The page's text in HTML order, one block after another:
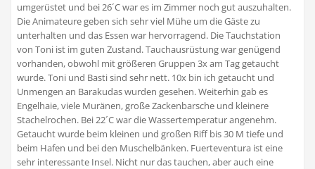
umgerüstet und bei 26´C war es im Zimmer noch gut auszuhalten.
Die Animateure geben sich sehr viel Mühe um die Gäste zu
unterhalten und das Essen war hervorragend. Die Tauchstation
von Toni ist im guten Zustand. Tauchausrüstung war genügend
vorhanden, obwohl mit größeren Gruppen 3x am Tag getaucht
wurde. Toni und Basti sind sehr nett. 10x bin ich getaucht und
Unmengen an Barakudas wurden gesehen. Weiterhin gab es
Engelhaie, viele Muränen, große Zackenbarsche und kleinere
Stachelrochen. Bei 22´C war die Wassertemperatur angenehm.
Getaucht wurde beim kleinen und großen Riff bis 30 M tiefe und
beim Hafen und bei den Muschelbänken. Fuerteventura ist eine
sehr interessante Insel. Nicht nur das tauchen, aber auch eine